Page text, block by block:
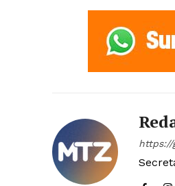
https://